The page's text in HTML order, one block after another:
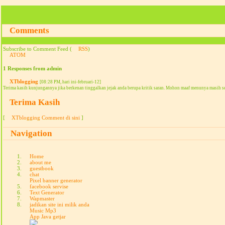
Comments
Subscribe to Comment Feed ( RSS)
ATOM
1 Responses from admin
XTblogging [08:28 PM, hari ini-februari-12]
Terima kasih kunjungannya jika berkenan tinggalkan jejak anda berupa kritik saran. Mohon maaf menunya masih
Terima Kasih
[ XTblogging Comment di sini ]
Navigation
Home
about me
guestbook
chat
Pixel banner generator
facebook servise
Text Generator
Wapmaster
jadikan site ini milik anda
Music Mp3
App Java getjar